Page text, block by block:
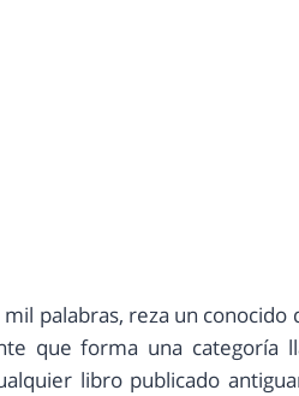
palabras, reza un
que forma una categoría
libro publicado